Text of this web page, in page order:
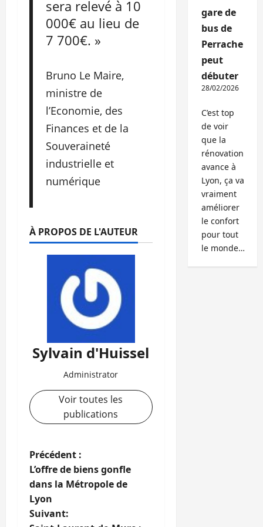
sera relevé à 10
000€ au lieu de
7 700€. »
Bruno Le Maire,
ministre de
l’Economie, des
Finances et de la
Souveraineté
industrielle et
numérique
À PROPOS DE L'AUTEUR
Sylvain d'Huissel
Administrator
Voir toutes les
publications
N
a
v
Précédent :
L’offre de biens gonfle
dans la Métropole de
Lyon
Suivant:
gare de
bus de
Perrache
peut
débuter
28/02/2026
C’est top
de voir
que la
rénovation
avance à
Lyon, ça va
vraiment
améliorer
le confort
pour tout
le monde…